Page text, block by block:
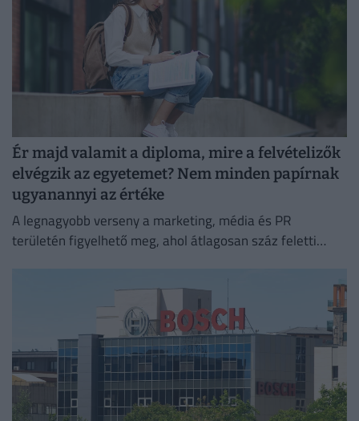
Ér majd valamit a diploma, mire a felvételizők
elvégzik az egyetemet? Nem minden papírnak
ugyanannyi az értéke
A legnagyobb verseny a marketing, média és PR
területén figyelhető meg, ahol átlagosan száz feletti